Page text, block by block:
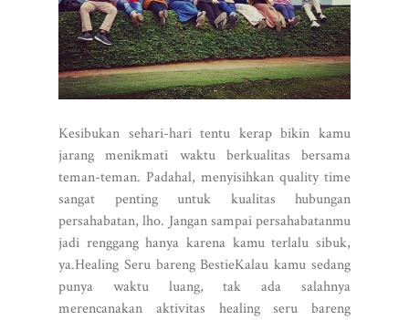
Kesibukan sehari-hari tentu kerap bikin kamu
jarang menikmati waktu berkualitas bersama
teman-teman. Padahal, menyisihkan quality time
sangat penting untuk kualitas hubungan
persahabatan, lho. Jangan sampai persahabatanmu
jadi renggang hanya karena kamu terlalu sibuk,
ya.Healing Seru bareng BestieKalau kamu sedang
punya waktu luang, tak ada salahnya
merencanakan aktivitas healing seru bareng